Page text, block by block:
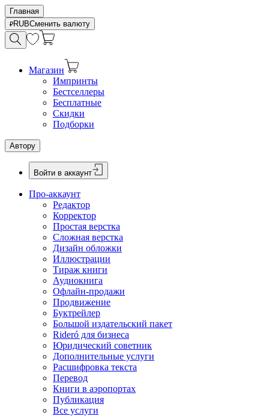
Главная
RUBСменить валюту
Магазин
Импринты
Бестселлеры
Бесплатные
Скидки
Подборки
Автору
Войти в аккаунт
Про-аккаунт
Редактор
Корректор
Простая верстка
Сложная верстка
Дизайн обложки
Иллюстрации
Тираж книги
Аудиокнига
Офлайн-продажи
Продвижение
Буктрейлер
Большой издательский пакет
Rideró для бизнеса
Юридический советник
Дополнительные услуги
Расшифровка текста
Перевод
Книги в аэропортах
Публикация
Все услуги